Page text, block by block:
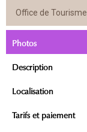
Office de Tourisme
Photos
Description
Localisation
Tarifs et paiement